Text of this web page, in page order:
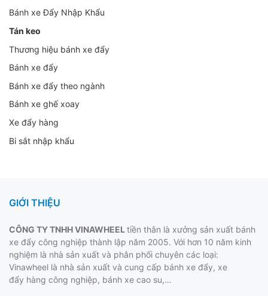
Bánh xe Đẩy Nhập Khẩu
Tán keo
Thương hiệu bánh xe đẩy
Bánh xe đẩy
Bánh xe đẩy theo ngành
Bánh xe ghế xoay
Xe đẩy hàng
Bi sắt nhập khẩu
GIỚI THIỆU
CÔNG TY TNHH VINAWHEELtiền thân là xưởng sản xuất bánh
xe đẩy công nghiệp thành lập năm 2005. Với hơn 10 năm kinh
nghiệm là nhà sản xuất và phân phối chuyên các loại:
Vinawheel là nhà sản xuất và cung cấp bánh xe đẩy, xe
đẩy hàng công nghiệp, bánh xe cao su,…